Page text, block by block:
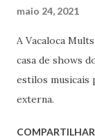
maio 24, 2021
A Vacaloca
casa de shows
estilos musicais
externa.
COMPARTILHAR